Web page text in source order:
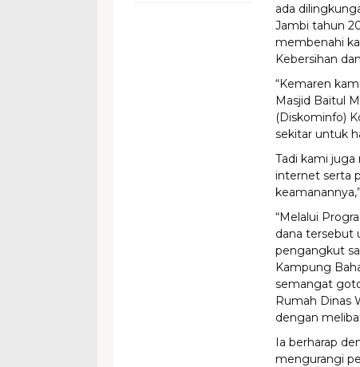
ada
Jambi tahun
membenahi
Kebersihan
“Kemaren
Masjid Baitul
(Diskominfo)
sekitar untuk
Tadi kami
internet serta
“Melalui
dana tersebut
pengangkut
Kampung
semangat
Rumah Dinas
dengan
Ia berharap
mengurangi